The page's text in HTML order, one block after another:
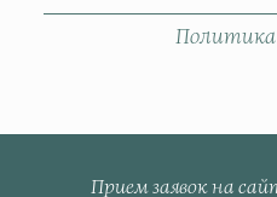
Политика
Прием заявок на